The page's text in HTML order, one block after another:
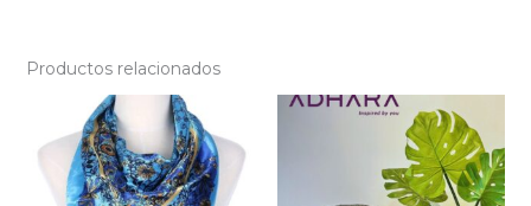
Productos relacionados